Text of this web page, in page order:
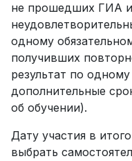
не прошедших ГИА
одному
получивших
результат по
дополнительные
об обучении).
Дату участия в
выбрать